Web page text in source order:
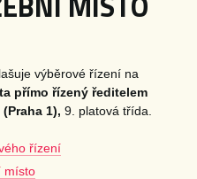
výběrové řízení na
přímo řízený ředitelem
1), 9. platová třída.
řízení
místo